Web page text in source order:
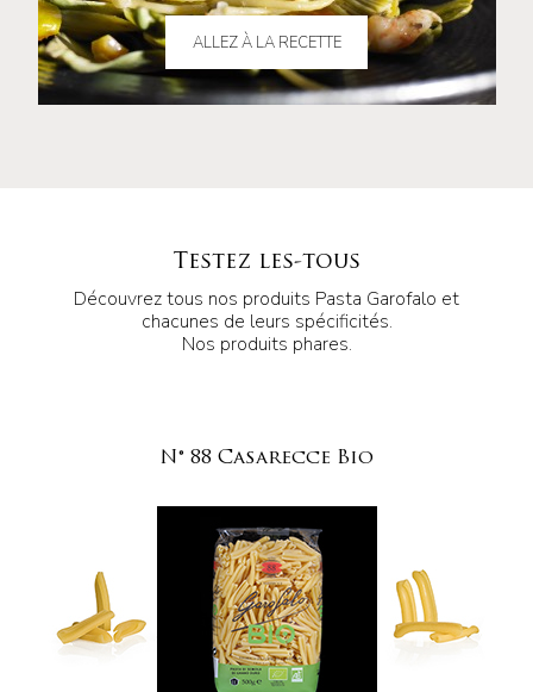
ALLEZ À LA RECETTE
Testez les-tous
Découvrez tous nos produits Pasta Garofalo et
chacunes de leurs spécificités.
Nos produits phares.
N° 88 Casarecce Bio